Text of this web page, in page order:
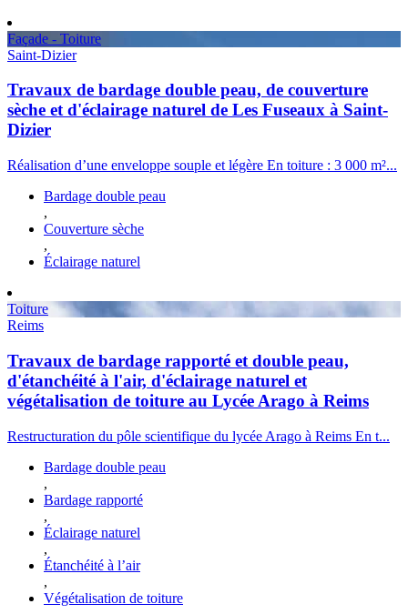
Façade - Toiture
Saint-Dizier
Travaux de bardage double peau, de couverture
sèche et d'éclairage naturel de Les Fuseaux à Saint-
Dizier
Réalisation d’une enveloppe souple et légère En toiture : 3 000 m²...
Bardage double peau
,
Couverture sèche
,
Éclairage naturel
Toiture
Reims
Travaux de bardage rapporté et double peau,
d'étanchéité à l'air, d'éclairage naturel et
végétalisation de toiture au Lycée Arago à Reims
Restructuration du pôle scientifique du lycée Arago à Reims En t...
Bardage double peau
,
Bardage rapporté
,
Éclairage naturel
,
Étanchéité à l’air
,
Végétalisation de toiture